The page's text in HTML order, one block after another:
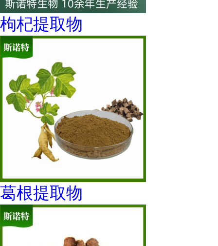
枸杞提取物
葛根提取物